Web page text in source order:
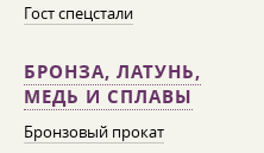
Гост спецстали
БРОНЗА, ЛАТУНЬ,
МЕДЬ И СПЛАВЫ
Бронзовый прокат